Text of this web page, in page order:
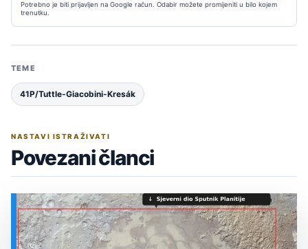
Potrebno je biti prijavljen na Google račun. Odabir možete promijeniti u bilo kojem
trenutku.
TEME
41P/Tuttle-Giacobini-Kresák
NASTAVI ISTRAŽIVATI
Povezani članci